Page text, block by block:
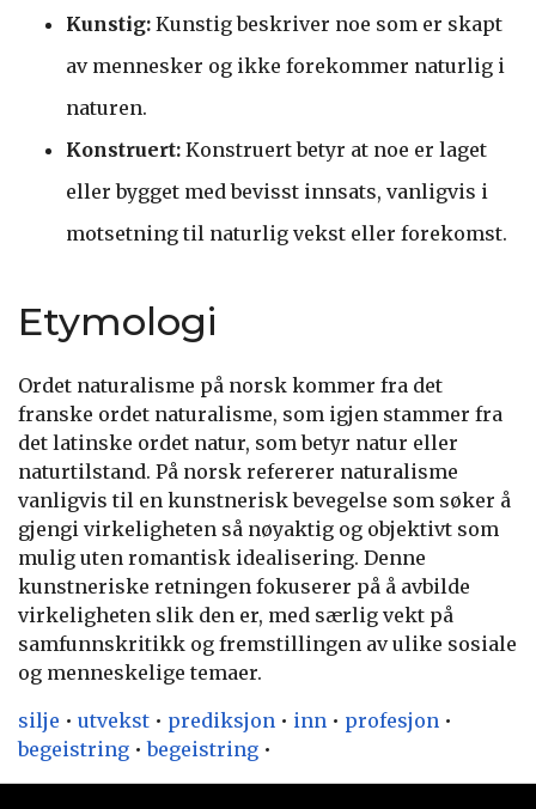
Kunstig: Kunstig beskriver noe som er skapt
av mennesker og ikke forekommer naturlig i
naturen.
Konstruert: Konstruert betyr at noe er laget
eller bygget med bevisst innsats, vanligvis i
motsetning til naturlig vekst eller forekomst.
Etymologi
Ordet naturalisme på norsk kommer fra det
franske ordet naturalisme, som igjen stammer fra
det latinske ordet natur, som betyr natur eller
naturtilstand. På norsk refererer naturalisme
vanligvis til en kunstnerisk bevegelse som søker å
gjengi virkeligheten så nøyaktig og objektivt som
mulig uten romantisk idealisering. Denne
kunstneriske retningen fokuserer på å avbilde
virkeligheten slik den er, med særlig vekt på
samfunnskritikk og fremstillingen av ulike sosiale
og menneskelige temaer.
silje • utvekst • prediksjon • inn • profesjon •
begeistring •begeistring •